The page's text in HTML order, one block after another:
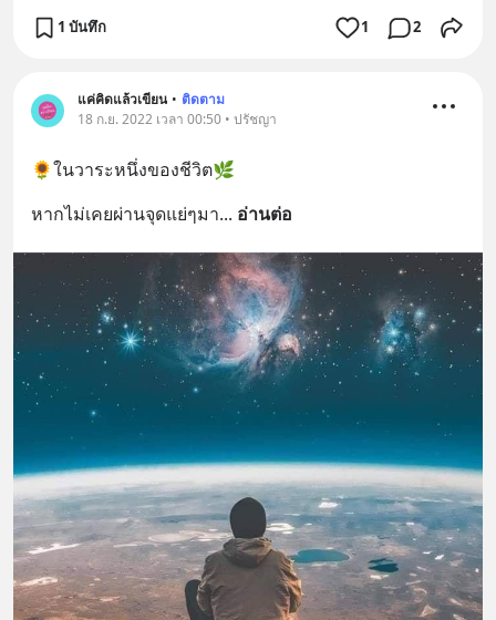
1 บันทึก 1 2
แค่คิดแล้วเขียน • ติดตาม
18 ก.ย. 2022 เวลา 00:50 • ปรัชญา
🌻ในวาระหนึ่งของชีวิต🌿
หากไม่เคยผ่านจุดแย่ๆมา... อ่านต่อ